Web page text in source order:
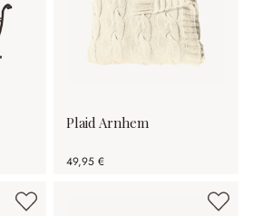
Plaid Arnhem
49,95 €